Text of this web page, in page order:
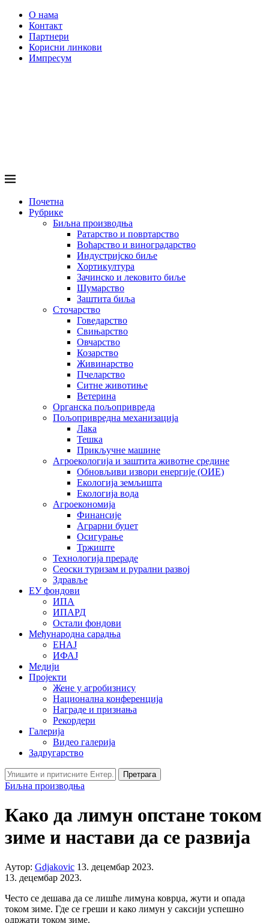
О нама
Контакт
Партнери
Корисни линкови
Импресум
Почетна
Рубрике
Биљна производња
Ратарство и повртарство
Воћарство и виноградарство
Индустријско биље
Хортикултура
Зачинско и лековито биље
Шумарство
Заштита биља
Сточарство
Говедарство
Свињарство
Овчарство
Козарство
Живинарство
Пчеларство
Ситне животиње
Ветерина
Органска пољопривреда
Пољопривредна механизација
Лака
Тешка
Прикључне машине
Агроекологија и заштита животне средине
Обновљиви извори енергије (ОИЕ)
Екологија земљишта
Екологија вода
Агроекономија
Финансије
Аграрни буџет
Осигурање
Тржиште
Технологија прераде
Сеоски туризам и рурални развој
Здравље
ЕУ фондови
ИПА
ИПАРД
Остали фондови
Међународна сарадња
ЕНАЈ
ИФАЈ
Медији
Пројекти
Жене у агробизнису
Национална конференција
Награде и признања
Рекордери
Галерија
Видео галерија
Задругарство
Претрага
Биљна производња
Како да лимун опстане током
зиме и настави да се развија
Аутор: Gdjakovic 13. децембар 2023.
13. децембар 2023.
Често се дешава да се лишће лимуна коврџа, жути и опада
током зиме. Где се греши и како лимун у саксији успешно
одржати током зиме.